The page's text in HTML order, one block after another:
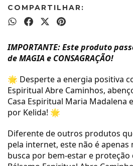
COMPARTILHAR:
IMPORTANTE: Este produto
de MAGIA e CONSAGRAÇÃO!
🌟 Desperte a energia positiva
Espiritual Abre Caminhos,
Casa Espiritual Maria Madalena
por Kelida! 🌟
Diferente de outros produtos
pela internet, este não é apenas
busca por bem-estar e proteção